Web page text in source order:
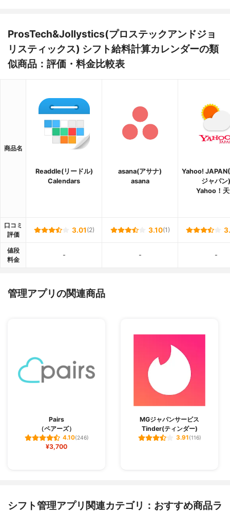
ProsTech&Jollystics(プロステックアンドジョ
リスティックス) シフト給料計算カレンダーの類
似商品：評価・料金比較表
商品名
Readdle(リードル)
Calendars
asana(アサナ)
asana
Yahoo!
ジャパン)
Yahoo！
口コミ
評価
3.01 (2) 3.10(1)
値段
料金
- - -
管理アプリの関連商品
Pairs
（ペアーズ）
4.10(246)
¥3,700
MGジャパンサービス
Tinder(ティンダー)
3.91(116)
シフト管理アプリ関連カテゴリ：おすすめ商品ラ